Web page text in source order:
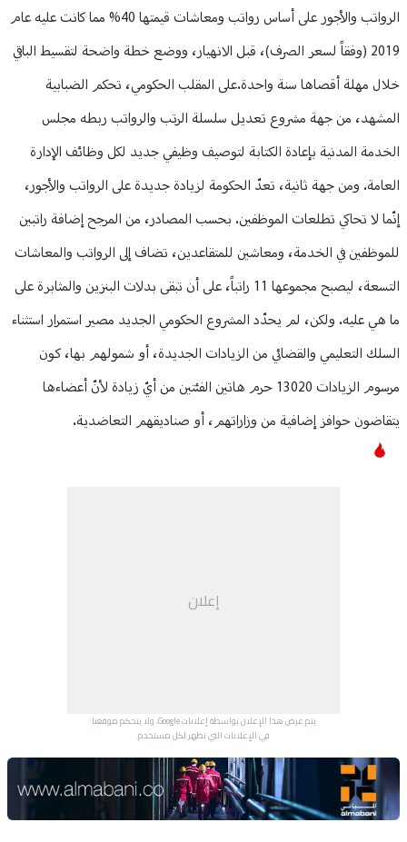
الرواتب والأجور على أساس رواتب ومعاشات قيمتها 40% مما كانت عليه عام
2019 (وفقاً لسعر الصرف)، قبل الانهيار، ووضع خطة واضحة لتقسيط الباقي
خلال مهلة أقصاها سنة واحدة.على المقلب الحكومي، تحكم الضبابية
المشهد، من جهة مشروع تعديل سلسلة الرتب والرواتب ربطه مجلس
الخدمة المدنية بإعادة الكتابة لتوصيف وظيفي جديد لكل وظائف الإدارة
العامة. ومن جهة ثانية، تعدّ الحكومة لزيادة جديدة على الرواتب والأجور،
إنّما لا تحاكي تطلعات الموظفين. بحسب المصادر، من المرجح إضافة راتبين
للموظفين في الخدمة، ومعاشين للمتقاعدين، تضاف إلى الرواتب والمعاشات
التسعة، ليصبح مجموعها 11 راتباً، على أن تبقى بدلات البنزين والمثابرة على
ما هي عليه. ولكن، لم يحدّد المشروع الحكومي الجديد مصير استمرار استثناء
السلك التعليمي والقضائي من الزيادات الجديدة، أو شمولهم بها، كون
مرسوم الزيادات 13020 حرم هاتين الفئتين من أيّ زيادة لأنّ أعضاءها
يتقاضون حوافز إضافية من وزاراتهم، أو صناديقهم التعاضدية.
إعلان
يتم عرض هذا الإعلان بواسطة إعلانات Google، ولا يتحكم موقعنا
في الإعلانات التي تظهر لكل مستخدم.
Advertisement Section